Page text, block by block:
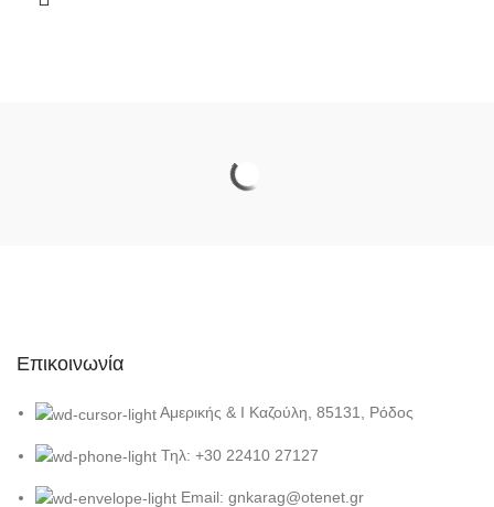
έχει
Επικοινωνία
Αμερικής & Ι Καζούλη, 85131, Ρόδος
Τηλ: +30 22410 27127
Email: gnkarag@otenet.gr